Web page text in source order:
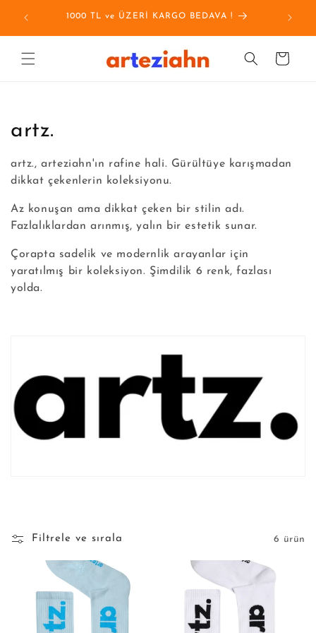
atla
1000 TL ve ÜZERİ KARGO BEDAVA ! Tüm
Sepet
K
o
l
e
s
i
:
artz.
artz., arteziahn'ın rafine hali. Gürültüye karışmadan
dikkat çekenlerin koleksiyonu.
Az konuşan ama dikkat çeken bir stilin adı.
Fazlalıklardan arınmış, yalın bir estetik sunar.
Çorapta sadelik ve modernlik arayanlar için
yaratılmış bir koleksiyon. Şimdilik 6 renk, fazlası
yolda.
Filtrele ve sırala 6 ürün